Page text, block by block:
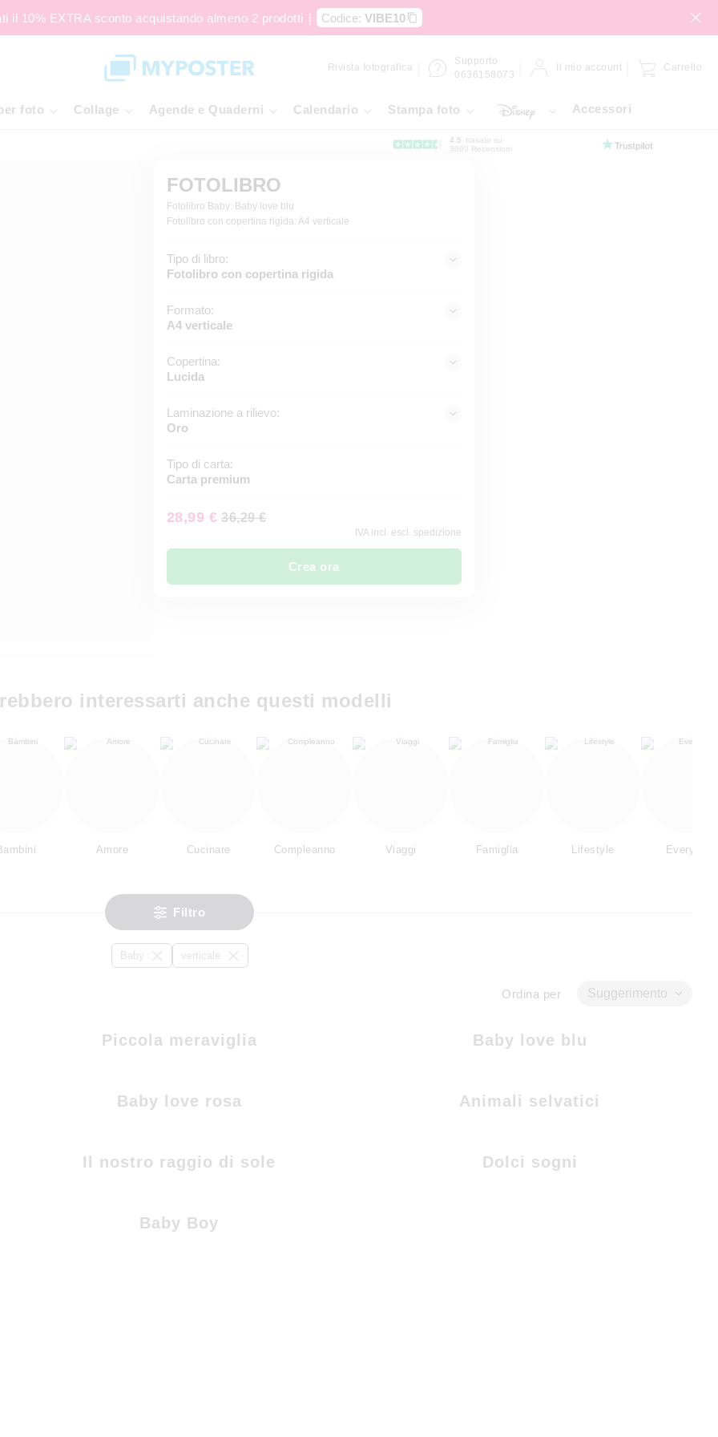
il 10% EXTRA sconto acquistando almeno 2 prodotti | Codice:VIBE10
Rivista fotografica
Supporto
0636158073
Il mio account Carrello
foto Collage Agende e Quaderni Calendario Stampa foto Accessori
4.5
basato su
3090 Recensioni
FOTOLIBRO
Fotolibro Baby: Baby love blu
Fotolibro con copertina rigida: A4 verticale
Tipo di libro:
Fotolibro con copertina rigida
Formato:
A4 verticale
Copertina:
Lucida
Laminazione a rilievo:
Oro
Tipo di carta:
Carta premium
28,99 € 36,29 €
IVA incl. escl. spedizione
Crea ora
interessarti anche questi modelli
Amore Cucinare Compleanno Viaggi Famiglia Lifestyle Everyday
Filtro
Baby verticale
Ordina per Suggerimento
Piccola meraviglia Baby love blu
Baby love rosa Animali selvatici
Il nostro raggio di sole Dolci sogni
Baby Boy